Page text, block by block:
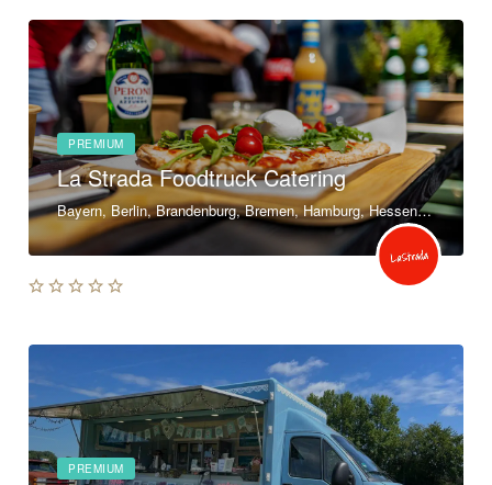
PREMIUM
La Strada Foodtruck Catering
Bayern, Berlin, Brandenburg, Bremen, Hamburg, Hessen, Mecklenburg-Vorpommern, Niedersachsen, Nordrhein-Westfalen, Rheinland-Pfalz, Saarland, Sachsen, Sachsen-Anhalt, Thüringen, Baden-Württemberg
PREMIUM